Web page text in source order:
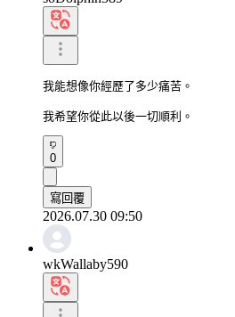
我能想像你經歷了多少痛苦。
我希望你從此以後一切順利。
0
寫回覆
2026.07.30 09:50
wkWallaby590